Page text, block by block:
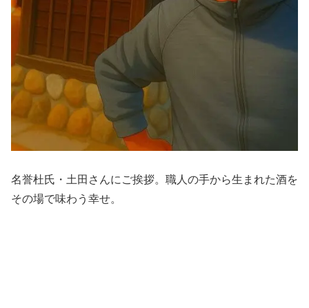
名誉杜氏・土田さんにご挨拶。職人の手から生まれた酒を
その場で味わう幸せ。